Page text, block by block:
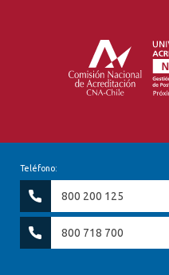
Teléfono:
800 200 125
800 718 700